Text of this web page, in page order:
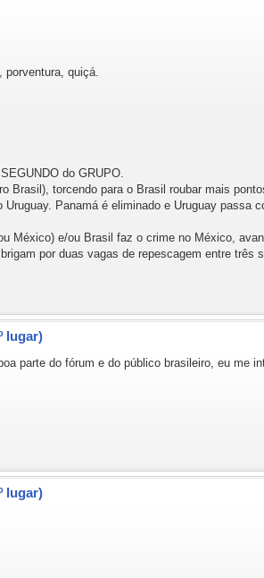
porventura, quiçá.
do GRUPO.
Brasil), torcendo para o Brasil roubar mais
Panamá é eliminado e Uruguay
México) e/ou Brasil faz o crime no México,
por duas vagas de repescagem entre
lugar)
parte do fórum e do público brasileiro, eu me
lugar)